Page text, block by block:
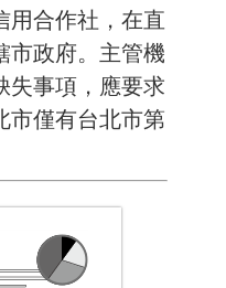
用合作社，在直
市政府。主管機
失事項，應要求
市僅有台北市第